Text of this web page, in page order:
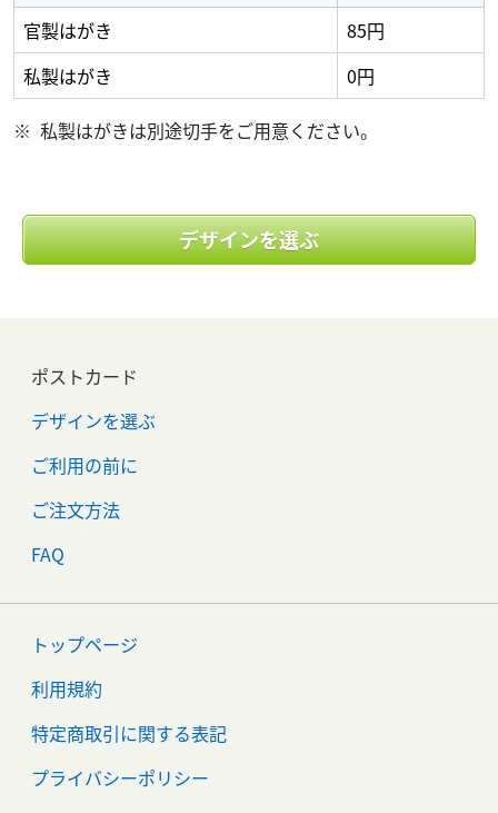
官製はがき
85円
私製はがき
0円
私製はがきは別途切手をご用意ください。
デザインを選ぶ
ポストカード
デザインを選ぶ
ご利用の前に
ご注文方法
FAQ
トップページ
利用規約
特定商取引に関する表記
プライバシーポリシー